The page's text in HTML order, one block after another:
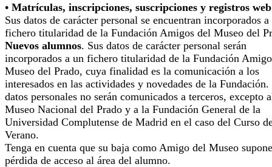
• Matrículas, inscripciones, suscripciones y registros web
Sus datos de carácter personal se encuentran incorporados a
fichero titularidad de la Fundación Amigos del Museo del
Nuevos alumnos. Sus datos de carácter personal serán
incorporados a un fichero titularidad de la Fundación
Museo del Prado, cuya finalidad es la comunicación a los
interesados en las actividades y novedades de la Fundación.
datos personales no serán comunicados a terceros, excepto
Museo Nacional del Prado y a la Fundación General de la
Universidad Complutense de Madrid en el caso del Curso
Verano.
Tenga en cuenta que su baja como Amigo del Museo
pérdida de acceso al área del alumno.